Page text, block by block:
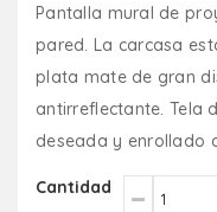
Pantalla mural de
pared. La carcasa
plata mate de gran
antirreflectante. Tela
deseada y enrollado
Cantidad